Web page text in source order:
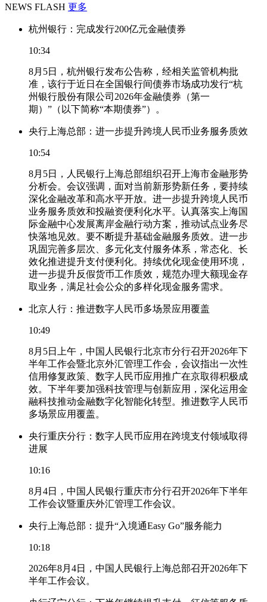
NEWS FLASH 更多
杭州银行：完成发行200亿元金融债券
10:34
8月5日，杭州银行发布公告称，经相关监管机构批
准，该行于近日在全国银行间债券市场成功发行“杭
州银行股份有限公司2026年金融债券（第一
期）”（以下简称“本期债券”）。
央行上海总部：进一步提升跨境人民币业务服务质效
10:54
8月5日，人民银行上海总部组织召开上海市金融形势
分析会。会议强调，面对当前新形势新任务，要持续
深化金融改革和高水平开放。进一步提升跨境人民币
业务服务质效和投融资便利化水平。认真落实上海国
际金融中心发展离岸金融行动方案，推动试点业务尽
快落地见效。要不断提升基础金融服务质效。进一步
巩固完善多层次、多元化支付服务体系，常态化、长
效化推进提升支付便利化。持续优化现金使用环境，
进一步提升反假货币工作质效，规范办理大额现金存
取业务，满足社会公众的多样化现金服务需求。
北京人行：推进数字人民币多场景应用覆盖
10:49
8月5日上午，中国人民银行北京市分行召开2026年下
半年工作会暨北京外汇管理工作会，会议指出一次性
信用修复政策、数字人民币应用推广在京取得积极成
效。下半年要加强科技管理与创新应用，深化运用金
融科技推动金融数字化智能化转型。推进数字人民币
多场景应用覆盖。
央行重庆分行：数字人民币应用在跨境支付领域取得
进展
10:16
8月4日，中国人民银行重庆市分行召开2026年下半年
工作会议暨重庆外汇管理工作会议。
央行上海总部：提升“入境通Easy Go”服务能力
10:18
2026年8月4日，中国人民银行上海总部召开2026年下
半年工作会议。